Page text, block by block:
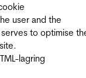
user and the
to optimise
lagring